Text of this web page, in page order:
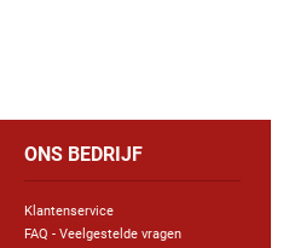
ONS BEDRIJF
Klantenservice
FAQ - Veelgestelde vragen